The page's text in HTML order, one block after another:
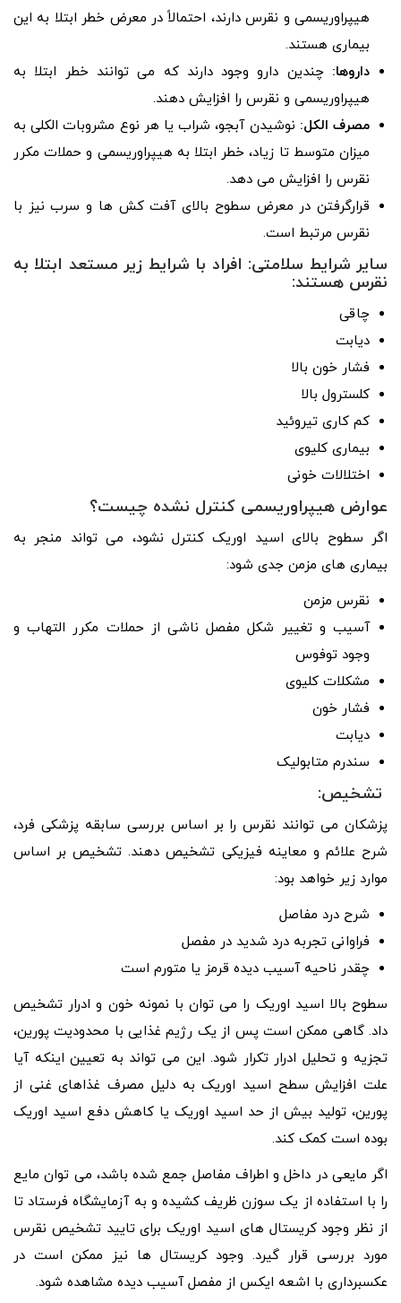
هیپراوریسمی و نقرس دارند، احتمالاً در معرض خطر ابتلا به این
بیماری هستند.
داروها: چندین دارو وجود دارند که می توانند خطر ابتلا به
هیپراوریسمی و نقرس را افزایش دهند.
مصرف الکل: نوشیدن آبجو، شراب یا هر نوع مشروبات الکلی به
میزان متوسط تا زیاد، خطر ابتلا به هیپراوریسمی و حملات مکرر
نقرس را افزایش می دهد.
قرارگرفتن در معرض سطوح بالای آفت کش ها و سرب نیز با
نقرس مرتبط است.
سایر شرایط سلامتی: افراد با شرایط زیر مستعد ابتلا به
نقرس هستند:
چاقی
دیابت
فشار خون بالا
کلسترول بالا
کم کاری تیروئید
بیماری کلیوی
اختلالات خونی
عوارض هیپراوریسمی کنترل نشده چیست؟
اگر سطوح بالای اسید اوریک کنترل نشود، می تواند منجر به
بیماری های مزمن جدی شود:
نقرس مزمن
آسیب و تغییر شکل مفصل ناشی از حملات مکرر التهاب و
وجود توفوس
مشکلات کلیوی
فشار خون
دیابت
سندرم متابولیک
تشخیص:
پزشکان می توانند نقرس را بر اساس بررسی سابقه پزشکی فرد،
شرح علائم و معاینه فیزیکی تشخیص دهند. تشخیص بر اساس
موارد زیر خواهد بود:
شرح درد مفاصل
فراوانی تجربه درد شدید در مفصل
چقدر ناحیه آسیب دیده قرمز یا متورم است
سطوح بالا اسید اوریک را می توان با نمونه خون و ادرار تشخیص
داد. گاهی ممکن است پس از یک رژیم غذایی با محدودیت پورین،
تجزیه و تحلیل ادرار تکرار شود. این می تواند به تعیین اینکه آیا
علت افزایش سطح اسید اوریک به دلیل مصرف غذاهای غنی از
پورین، تولید بیش از حد اسید اوریک یا کاهش دفع اسید اوریک
بوده است کمک کند.
اگر مایعی در داخل و اطراف مفاصل جمع شده باشد، می توان مایع
را با استفاده از یک سوزن ظریف کشیده و به آزمایشگاه فرستاد تا
از نظر وجود کریستال های اسید اوریک برای تایید تشخیص نقرس
مورد بررسی قرار گیرد. وجود کریستال ها نیز ممکن است در
عکسبرداری با اشعه ایکس از مفصل آسیب دیده مشاهده شود.